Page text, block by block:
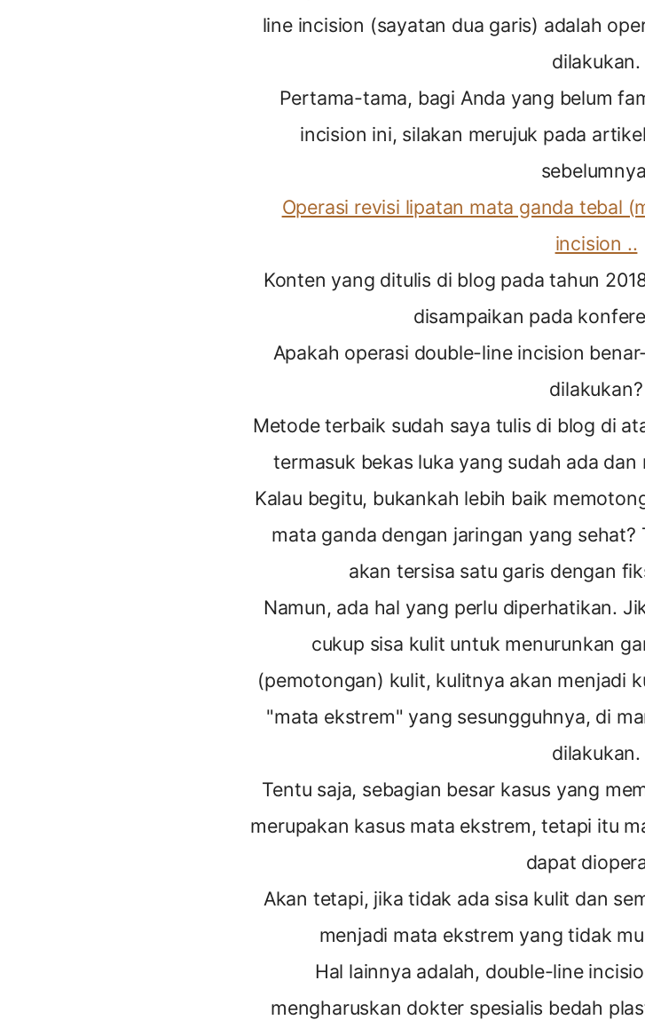
line incision (sayatan dua garis) adalah
dilakukan.
Pertama-tama, bagi Anda yang belum
incision ini, silakan merujuk pada
Operasi revisi lipatan mata ganda tebal
incision ..
Konten yang ditulis di blog pada tahun
disampaikan pada
Apakah operasi double-line incision
dilakukan?
Metode terbaik sudah saya tulis di blog di
termasuk bekas luka yang sudah ada
Kalau begitu, bukankah lebih baik
mata ganda dengan jaringan yang sehat?
akan tersisa satu garis dengan
Namun, ada hal yang perlu diperhatikan.
cukup sisa kulit untuk menurunkan
(pemotongan) kulit, kulitnya akan menjadi
"mata ekstrem" yang sesungguhnya, di
dilakukan.
Tentu saja, sebagian besar kasus yang
merupakan kasus mata ekstrem, tetapi itu
dapat
Akan tetapi, jika tidak ada sisa kulit dan
menjadi mata ekstrem yang tidak
Hal lainnya adalah, double-line
mengharuskan dokter spesialis bedah